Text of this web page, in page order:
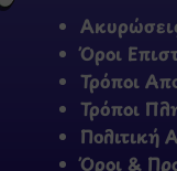
Όροι
Τρόποι
Τρόποι
Πολιτική
Όροι &